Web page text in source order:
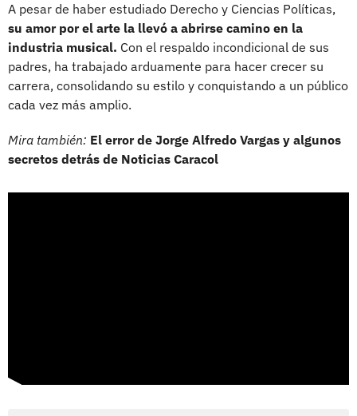
A pesar de haber estudiado Derecho y Ciencias Políticas,
su amor por el arte la llevó a abrirse camino en la
industria musical. Con el respaldo incondicional de sus
padres, ha trabajado arduamente para hacer crecer su
carrera, consolidando su estilo y conquistando a un público
cada vez más amplio.
Mira también: El error de Jorge Alfredo Vargas y algunos
secretos detrás de Noticias Caracol